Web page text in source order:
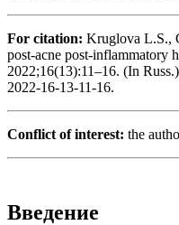
For citation: Kruglova L.S.,
post-acne post-inflammatory
2022;16(13):11–16. (In
2022-16-13-11-16.
Conflict of interest: the
Введение